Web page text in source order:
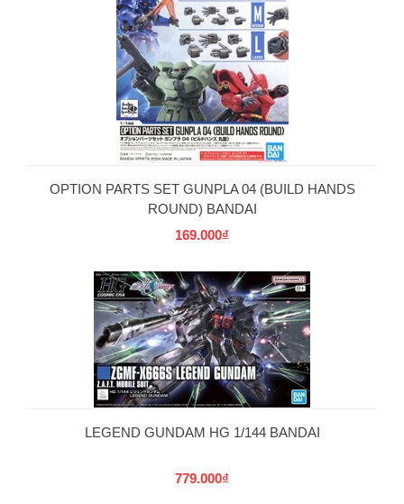
OPTION PARTS SET GUNPLA 04 (BUILD HANDS
ROUND) BANDAI
169.000₫
LEGEND GUNDAM HG 1/144 BANDAI
779.000₫